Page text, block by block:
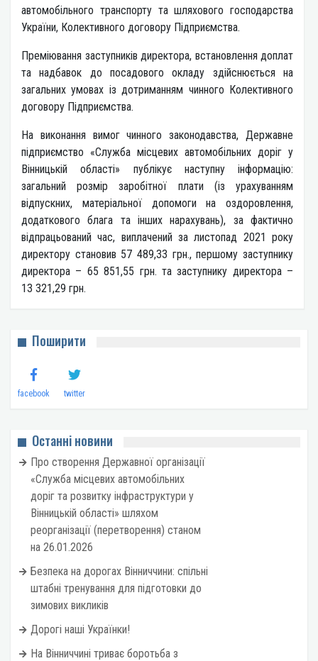
автомобільного транспорту та шляхового господарства
України, Колективного договору Підприємства.
Преміювання заступників директора, встановлення доплат
та надбавок до посадового окладу здійснюється на
загальних умовах із дотриманням чинного Колективного
договору Підприємства.
На виконання вимог чинного законодавства, Державне
підприємство «Служба місцевих автомобільних доріг у
Вінницькій області» публікує наступну інформацію:
загальний розмір заробітної плати (із урахуванням
відпускних, матеріальної допомоги на оздоровлення,
додаткового блага та інших нарахувань), за фактично
відпрацьований час, виплачений за листопад 2021 року
директору становив 57 489,33 грн., першому заступнику
директора – 65 851,55 грн. та заступнику директора –
13 321,29 грн.
Поширити
facebook twitter
Останні новини
Про створення Державної організації
«Служба місцевих автомобільних
доріг та розвитку інфраструктури у
Вінницькій області» шляхом
реорганізації (перетворення) станом
на 26.01.2026
Безпека на дорогах Вінниччини: спільні
штабні тренування для підготовки до
зимових викликів
Дорогі наші Українки!
На Вінниччині триває боротьба з